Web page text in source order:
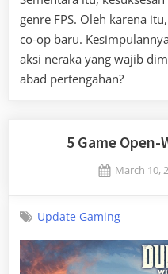
genre FPS. Oleh karena
co-op baru.
aksi neraka yang wajib
abad pertengahan?
5 Game
Posted
March 10,
Update Gaming